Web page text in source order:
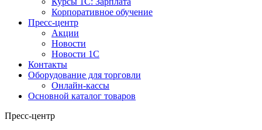
Корпоративное обучение
Пресс-центр
Акции
Новости
Новости 1С
Контакты
Оборудование для торговли
Онлайн-кассы
Основной каталог товаров
Пресс-центр